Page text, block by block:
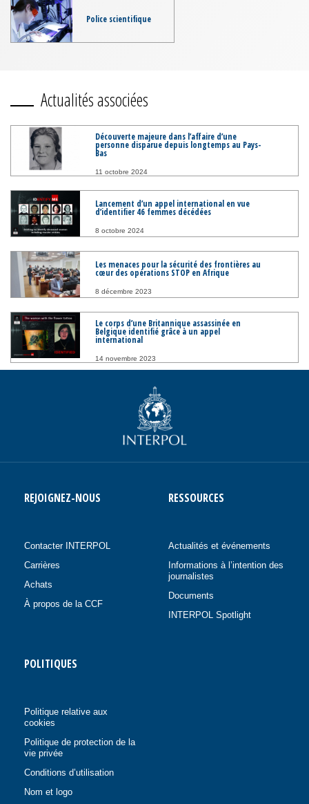
Police scientifique
Actualités associées
Découverte majeure dans l’affaire d’une
personne disparue depuis longtemps au Pays-
Bas
11 octobre 2024
Lancement d’un appel international en vue
d’identifier 46 femmes décédées
8 octobre 2024
Les menaces pour la sécurité des frontières au
cœur des opérations STOP en Afrique
8 décembre 2023
Le corps d’une Britannique assassinée en
Belgique identifié grâce à un appel
international
14 novembre 2023
REJOIGNEZ-NOUS
Contacter INTERPOL
Carrières
Achats
À propos de la CCF
RESSOURCES
Actualités et événements
Informations à l’intention des
journalistes
Documents
INTERPOL Spotlight
POLITIQUES
Politique relative aux
cookies
Politique de protection de la
vie privée
Conditions d’utilisation
Nom et logo